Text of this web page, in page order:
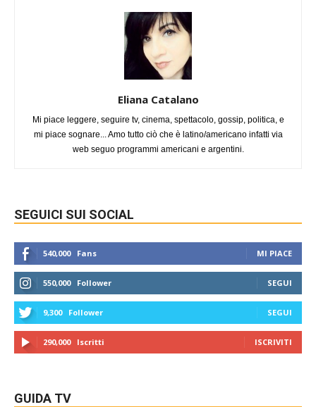
Eliana Catalano
Mi piace leggere, seguire tv, cinema, spettacolo, gossip, politica, e
mi piace sognare... Amo tutto ciò che è latino/americano infatti via
web seguo programmi americani e argentini.
SEGUICI SUI SOCIAL
540,000 Fans MI PIACE
550,000 Follower SEGUI
9,300 Follower SEGUI
290,000 Iscritti ISCRIVITI
GUIDA TV